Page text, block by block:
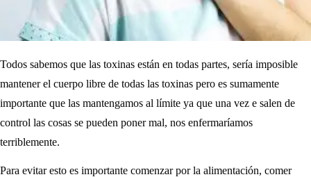
Todos sabemos que las toxinas están en todas partes, sería imposible
mantener el cuerpo libre de todas las toxinas pero es sumamente
importante que las mantengamos al límite ya que una vez e salen de
control las cosas se pueden poner mal, nos enfermaríamos
terriblemente.
Para evitar esto es importante comenzar por la alimentación, comer